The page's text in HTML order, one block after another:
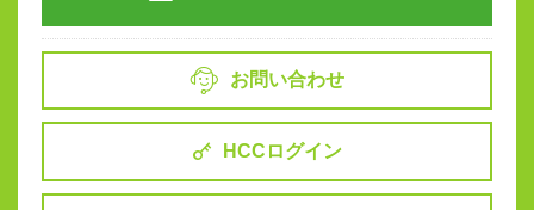
お問い合わせ
HCCログイン